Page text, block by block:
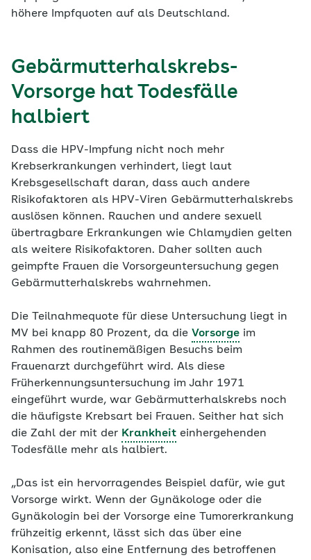
höhere Impfquoten auf als Deutschland.
Gebärmutterhalskrebs-
Vorsorge hat Todesfälle
halbiert
Dass die HPV-Impfung nicht noch mehr
Krebserkrankungen verhindert, liegt laut
Krebsgesellschaft daran, dass auch andere
Risikofaktoren als HPV-Viren Gebärmutterhalskrebs
auslösen können. Rauchen und andere sexuell
übertragbare Erkrankungen wie Chlamydien gelten
als weitere Risikofaktoren. Daher sollten auch
geimpfte Frauen die Vorsorgeuntersuchung gegen
Gebärmutterhalskrebs wahrnehmen.
Die Teilnahmequote für diese Untersuchung liegt in
MV bei knapp 80 Prozent, da die Vorsorge im
Rahmen des routinemäßigen Besuchs beim
Frauenarzt durchgeführt wird. Als diese
Früherkennungsuntersuchung im Jahr 1971
eingeführt wurde, war Gebärmutterhalskrebs noch
die häufigste Krebsart bei Frauen. Seither hat sich
die Zahl der mit der Krankheit einhergehenden
Todesfälle mehr als halbiert.
„Das ist ein hervorragendes Beispiel dafür, wie gut
Vorsorge wirkt. Wenn der Gynäkologe oder die
Gynäkologin bei der Vorsorge eine Tumorerkrankung
frühzeitig erkennt, lässt sich das über eine
Konisation, also eine Entfernung des betroffenen